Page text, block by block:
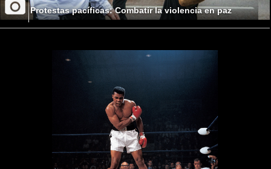
Protestas pacíficas: Combatir la violencia en paz